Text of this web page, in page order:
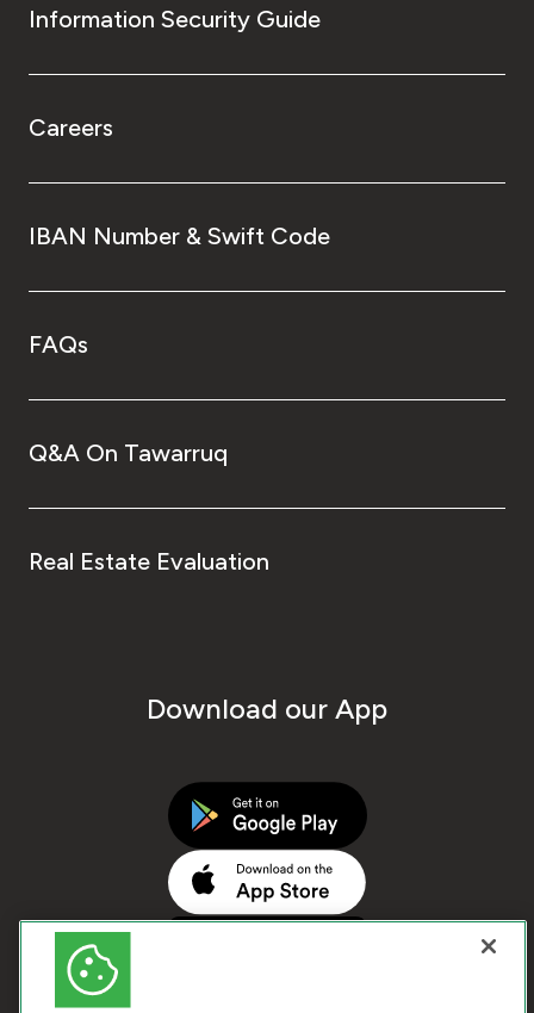
Information Security Guide
Careers
IBAN Number & Swift Code
FAQs
Q&A On Tawarruq
Real Estate Evaluation
Download our App